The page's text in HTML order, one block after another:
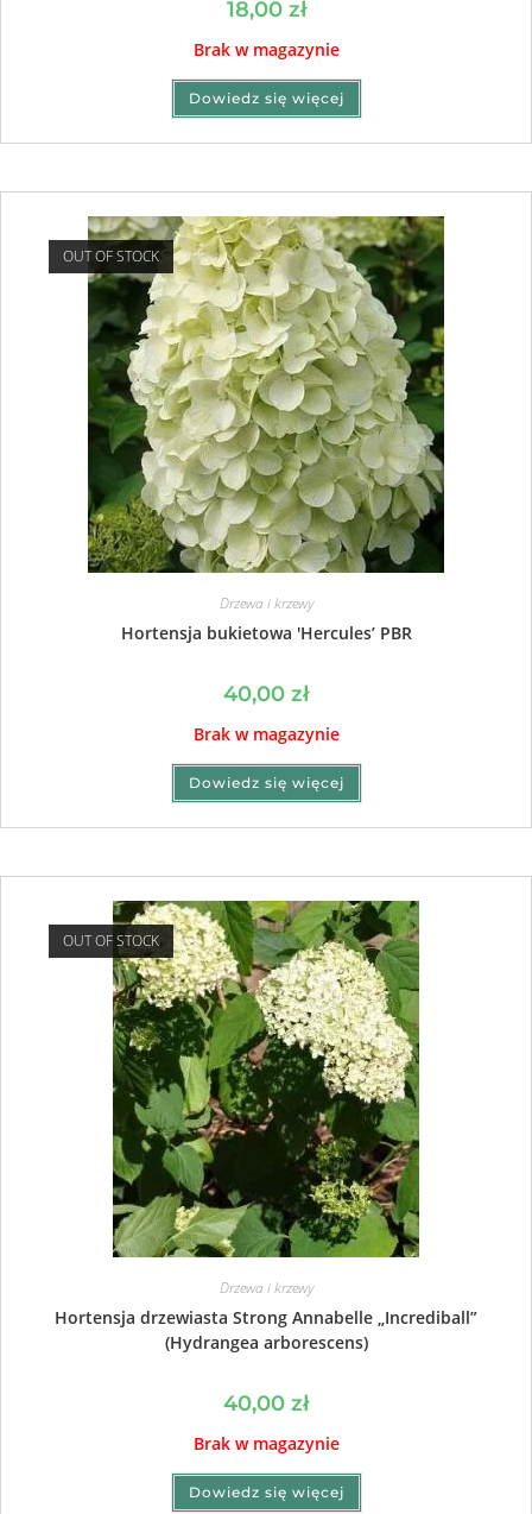
18,00 zł
Brak w magazynie
Dowiedz się więcej
OUT OF STOCK
Drzewa i krzewy
Hortensja bukietowa 'Hercules’ PBR
40,00 zł
Brak w magazynie
Dowiedz się więcej
OUT OF STOCK
Drzewa i krzewy
Hortensja drzewiasta Strong Annabelle „Incrediball”
(Hydrangea arborescens)
40,00 zł
Brak w magazynie
Dowiedz się więcej